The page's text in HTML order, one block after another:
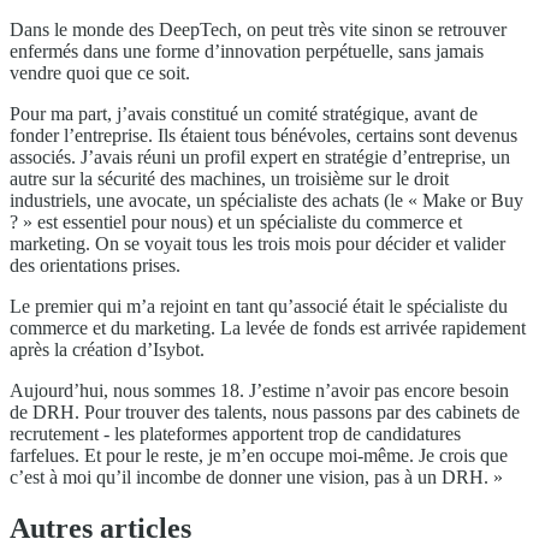
Dans le monde des DeepTech, on peut très vite sinon se retrouver
enfermés dans une forme d’innovation perpétuelle, sans jamais
vendre quoi que ce soit.
Pour ma part, j’avais constitué un comité stratégique, avant de
fonder l’entreprise. Ils étaient tous bénévoles, certains sont devenus
associés. J’avais réuni un profil expert en stratégie d’entreprise, un
autre sur la sécurité des machines, un troisième sur le droit
industriels, une avocate, un spécialiste des achats (le « Make or Buy
? » est essentiel pour nous) et un spécialiste du commerce et
marketing. On se voyait tous les trois mois pour décider et valider
des orientations prises.
Le premier qui m’a rejoint en tant qu’associé était le spécialiste du
commerce et du marketing. La levée de fonds est arrivée rapidement
après la création d’Isybot.
Aujourd’hui, nous sommes 18. J’estime n’avoir pas encore besoin
de DRH. Pour trouver des talents, nous passons par des cabinets de
recrutement - les plateformes apportent trop de candidatures
farfelues. Et pour le reste, je m’en occupe moi-même. Je crois que
c’est à moi qu’il incombe de donner une vision, pas à un DRH. »
Autres articles